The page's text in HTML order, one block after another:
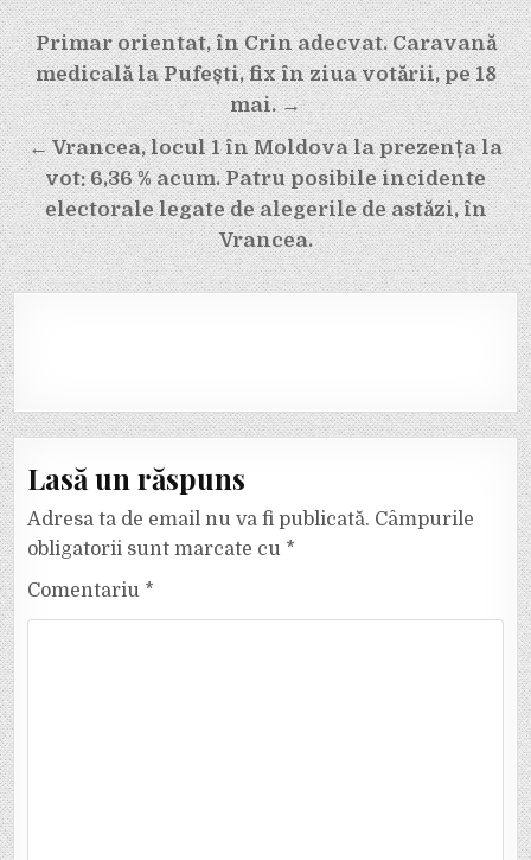
Navigare
în
articole
Primar orientat, în Crin adecvat. Caravană
medicală la Pufești, fix în ziua votării, pe 18
mai. →
← Vrancea, locul 1 în Moldova la prezența la
vot: 6,36 % acum. Patru posibile incidente
electorale legate de alegerile de astăzi, în
Vrancea.
Lasă un răspuns
Adresa ta de email nu va fi publicată. Câmpurile
obligatorii sunt marcate cu *
Comentariu *